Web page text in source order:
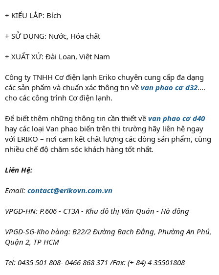
+ KIỂU LẮP: Bích
+ SỬ DỤNG: Nước, Hóa chất
+ XUẤT XỨ: Đài Loan, Việt Nam
Công ty TNHH Cơ điện lạnh Eriko chuyên cung cấp đa dạng
các sản phẩm và chuẩn xác thông tin về van phao cơ d32....
cho các công trình Cơ điện lạnh.
Để biết thêm những thông tin cần thiết về van phao cơ d40
hay các loại Van phao biến trên thị trường hãy liên hệ ngay
với ERIKO – nơi cam kết chất lượng các dòng sản phẩm, cùng
nhiều chế độ chăm sóc khách hàng tốt nhất.
Liên Hệ:
Email: contact@erikovn.com.vn
VPGD-HN: P.606 - CT3A - Khu đô thị Văn Quán - Hà đông
VPGD-SG-Kho hàng: B22/2 Đường Bạch Đằng, Phường An Phú,
Quận 2, TP HCM
Tel: 0435 501 808- 0466 868 371 /Fax: (+ 84) 4 35501808